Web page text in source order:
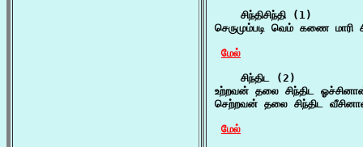
    சிந்திசிந்தி (1)
செருமும்படி வெம் கணை மாரி
மேல்
    சிந்திட (2)
உற்றவன் தலை சிந்திட
செற்றவன் தலை சிந்திட
மேல்